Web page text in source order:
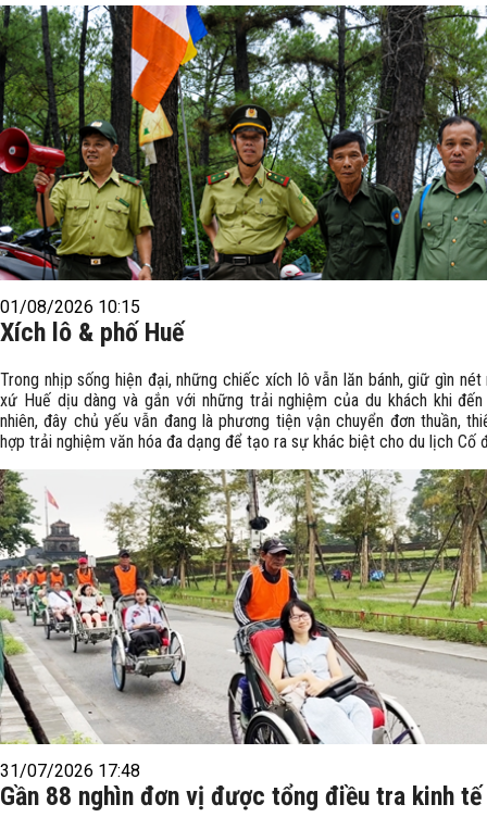
01/08/2026 10:15
Xích lô & phố Huế
Trong nhịp sống hiện đại, những chiếc xích lô vẫn lăn bánh, giữ gìn
xứ Huế dịu dàng và gắn với những trải nghiệm của du khách khi đến
nhiên, đây chủ yếu vẫn đang là phương tiện vận chuyển đơn thuần,
hợp trải nghiệm văn hóa đa dạng để tạo ra sự khác biệt cho du lịch Cố
31/07/2026 17:48
Gần 88 nghìn đơn vị được tổng điều tra kinh tế